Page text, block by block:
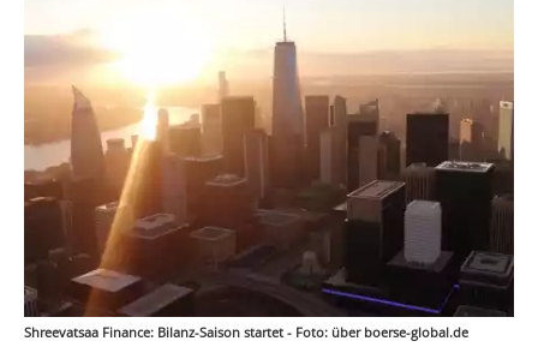
Shreevatsaa Finance: Bilanz-Saison startet - Foto: über boerse-global.de